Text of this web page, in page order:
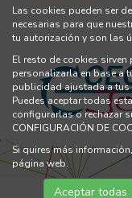
Las cookies pueden ser
necesarias para que
tu autorización y son las
El resto de cookies
personalizarla en base a
publicidad ajustada a tus
Puedes aceptar todas
configurarlas o rechazar
CONFIGURACIÓN DE
Si quires más
página web.
Aceptar todas